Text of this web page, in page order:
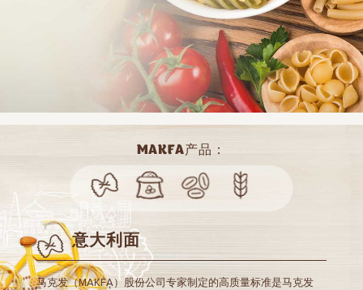
MAKFA产品：
意大利面
马克发（MAKFA）股份公司专家制定的高质量标准是马克发